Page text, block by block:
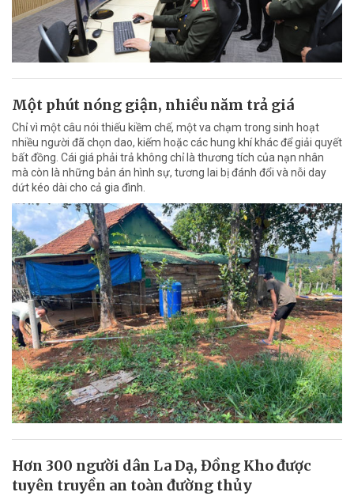
Một phút nóng giận, nhiều năm trả giá
Chỉ vì một câu nói thiếu kiềm chế, một va chạm trong sinh hoạt
nhiều người đã chọn dao, kiếm hoặc các hung khí khác để giải quyết
bất đồng. Cái giá phải trả không chỉ là thương tích của nạn nhân
mà còn là những bản án hình sự, tương lai bị đánh đổi và nỗi day
dứt kéo dài cho cả gia đình.
Hơn 300 người dân La Dạ, Đồng Kho được
tuyên truyền an toàn đường thủy